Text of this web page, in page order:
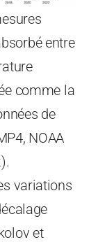
entre
comme la
de
NOAA
variations
et